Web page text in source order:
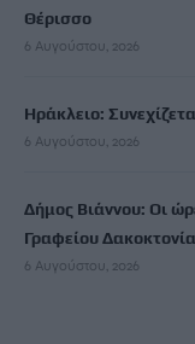
Θέρισσο
6 Αυγούστου, 2026
Ηράκλειο:
6 Αυγούστου, 2026
Δήμος Βιάννου: Οι
Γραφείου
6 Αυγούστου, 2026